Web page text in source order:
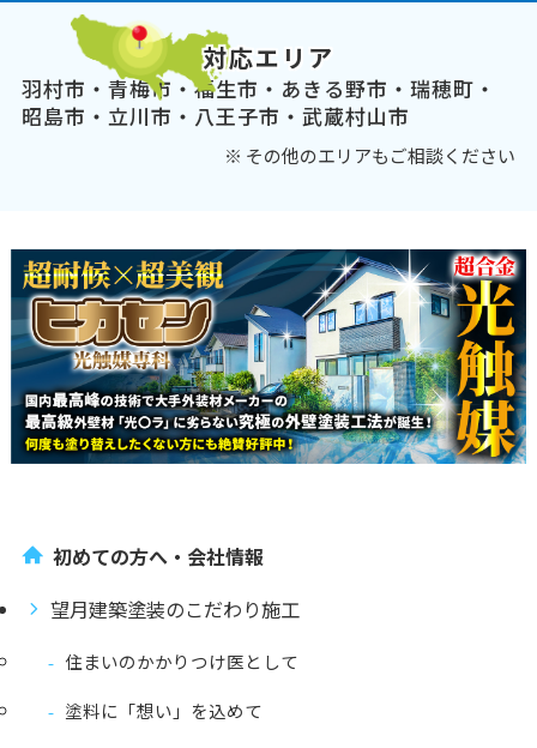
対応エリア
羽村市・青梅市・福生市・あきる野市・瑞穂町・
昭島市・立川市・八王子市・武蔵村山市
※ その他のエリアもご相談ください
初めての方へ・会社情報
望月建築塗装のこだわり施工
住まいのかかりつけ医として
塗料に「想い」を込めて